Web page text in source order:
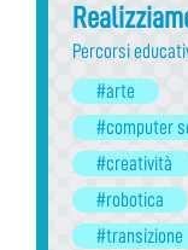
Percorsi
#arte
#computer
#creatività
#robotica
#transizione